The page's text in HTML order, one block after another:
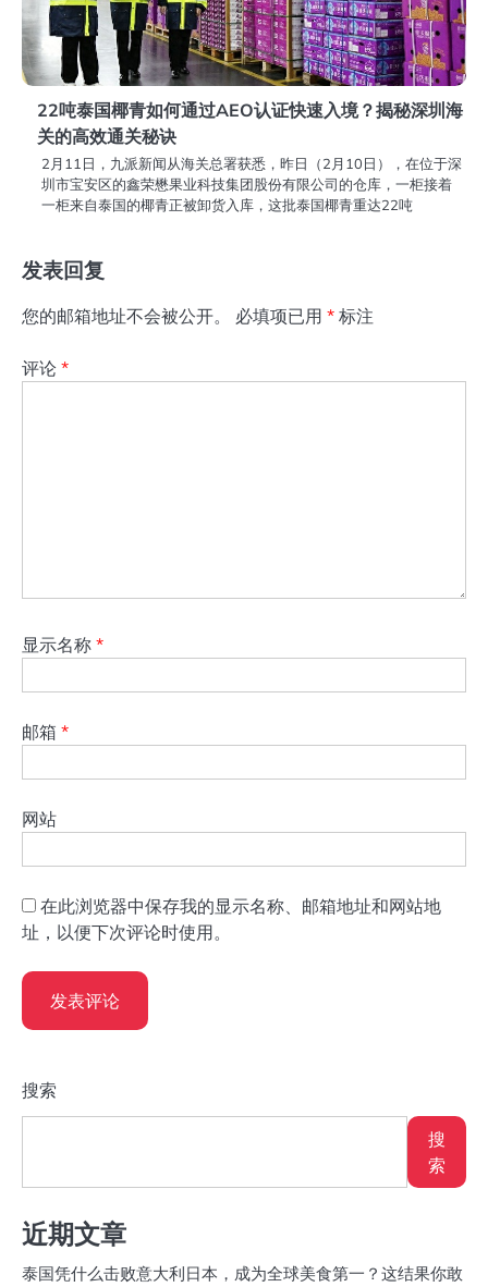
22吨泰国椰青如何通过AEO认证快速入境？揭秘深圳海
关的高效通关秘诀
2月11日，九派新闻从海关总署获悉，昨日（2月10日），在位于深
圳市宝安区的鑫荣懋果业科技集团股份有限公司的仓库，一柜接着
一柜来自泰国的椰青正被卸货入库，这批泰国椰青重达22吨
发表回复
您的邮箱地址不会被公开。 必填项已用 * 标注
评论 *
显示名称 *
邮箱 *
网站
在此浏览器中保存我的显示名称、邮箱地址和网站地
址，以便下次评论时使用。
搜索
搜
索
近期文章
泰国凭什么击败意大利日本，成为全球美食第一？这结果你敢